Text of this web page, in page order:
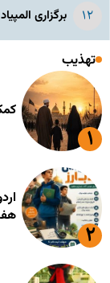
برگزاری
تهذیب